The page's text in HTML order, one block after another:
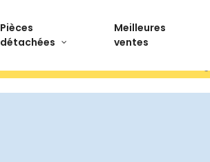
Pièces
détachées
Meilleures
ventes